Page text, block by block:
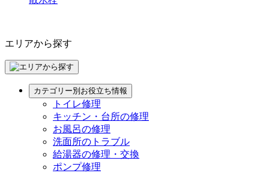
エリアから探す
カテゴリー別お役立ち情報
トイレ修理
キッチン・台所の修理
お風呂の修理
洗面所のトラブル
給湯器の修理・交換
ポンプ修理